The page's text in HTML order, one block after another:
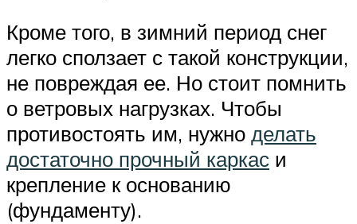
Кроме того, в зимний период снег
легко сползает с такой конструкции,
не повреждая ее. Но стоит помнить
о ветровых нагрузках. Чтобы
противостоять им, нужно делать
достаточно прочный каркас и
крепление к основанию
(фундаменту).